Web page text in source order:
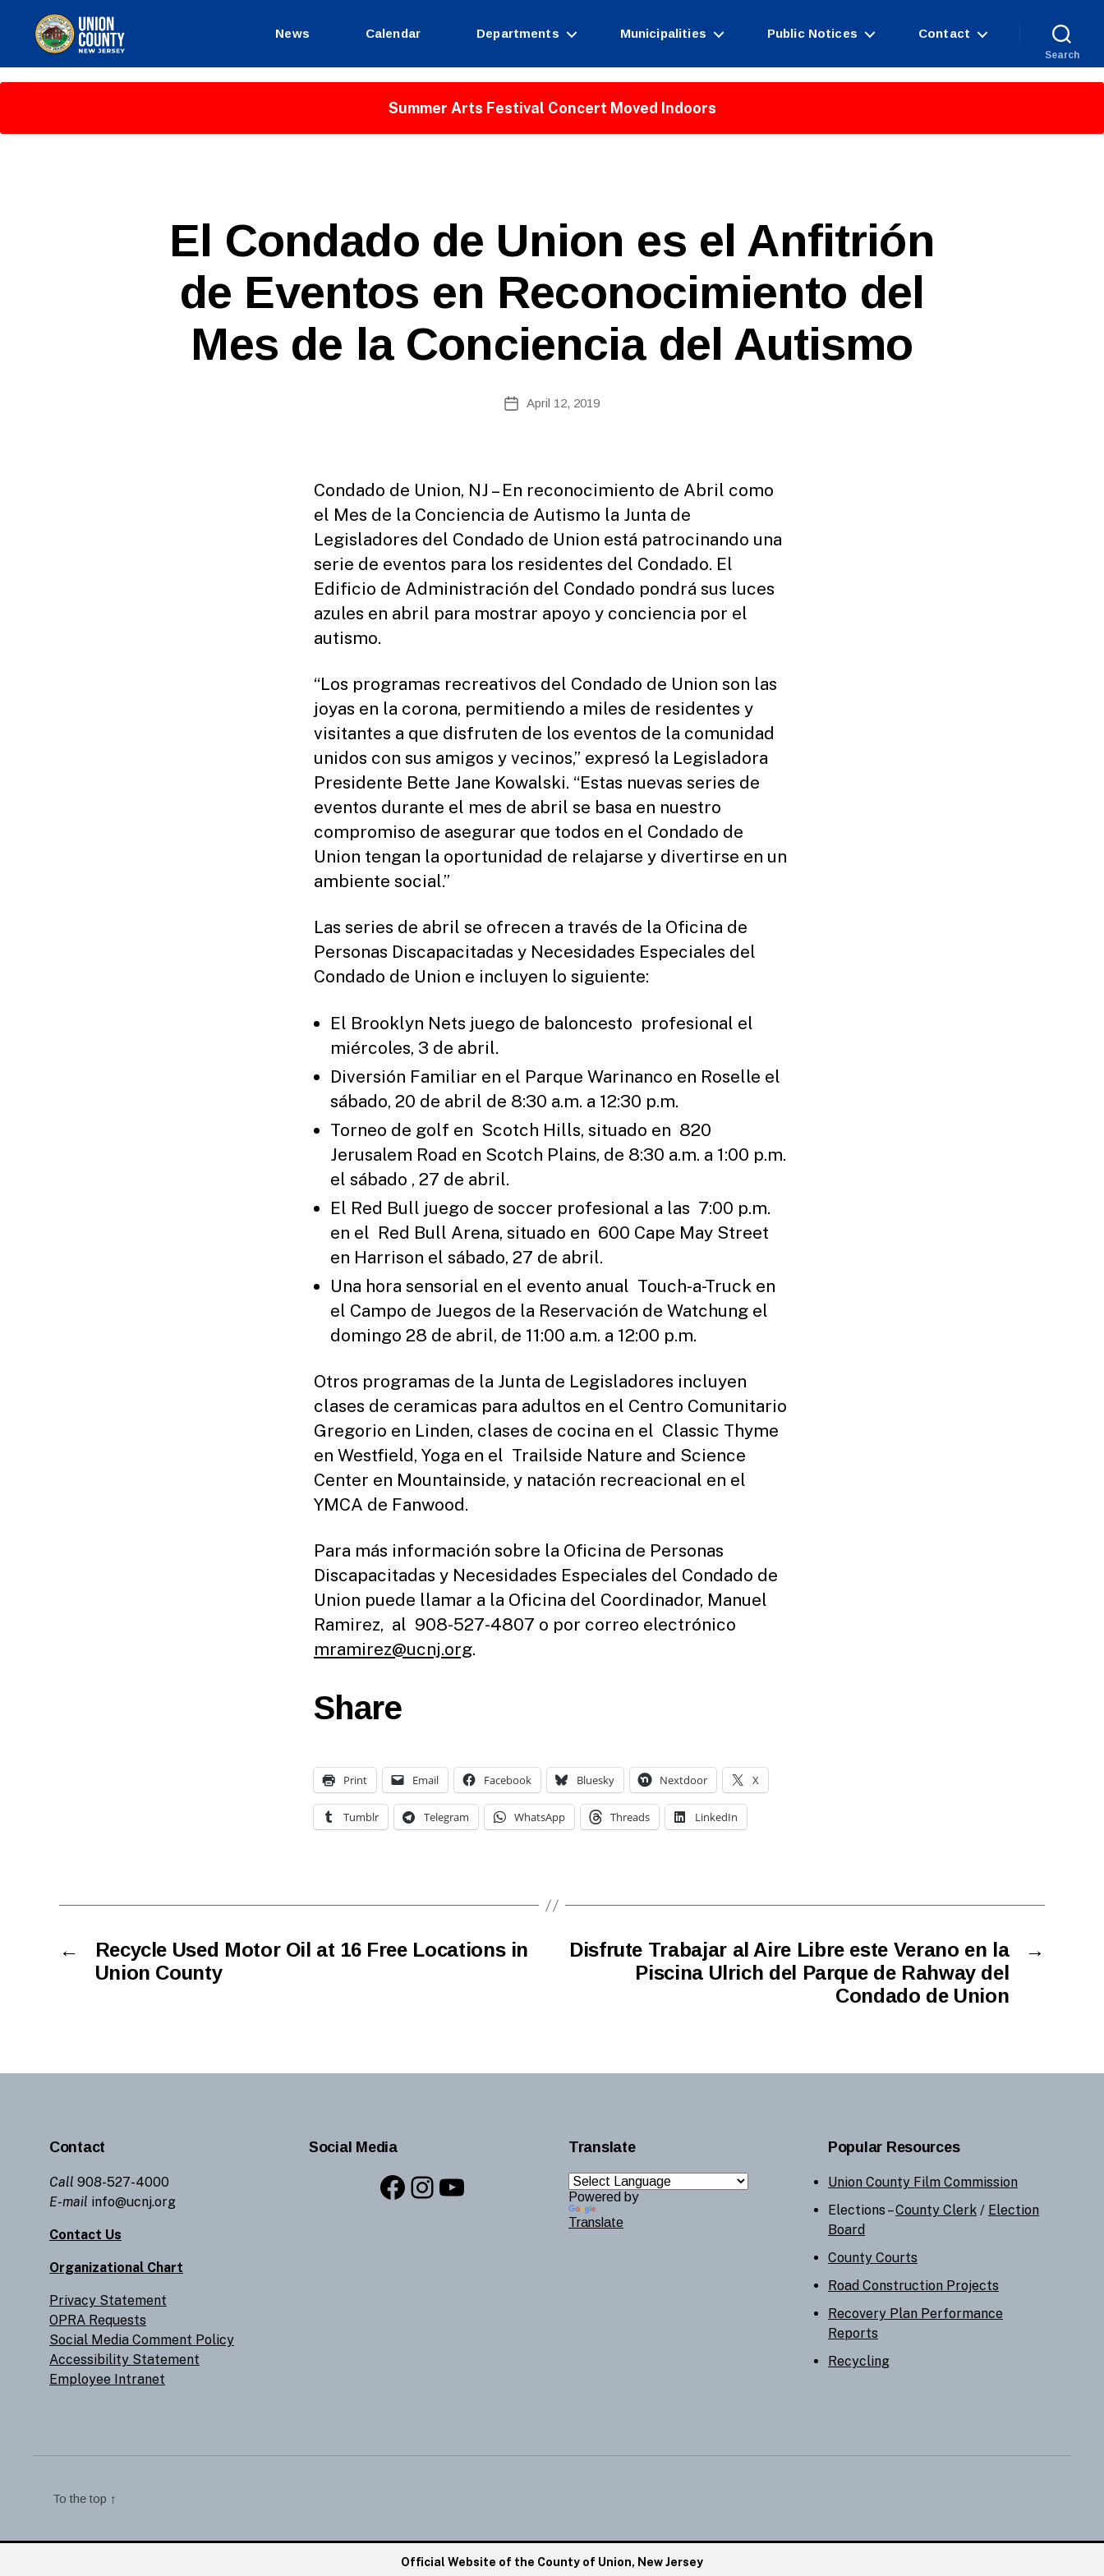
of
Jersey
News Calendar Departments Municipalities Public Notices Contact
Search
Summer Arts Festival Concert Moved Indoors
Categories
El Condado de Union es el Anfitrión
de Eventos en Reconocimiento del
Mes de la Conciencia del Autismo
y
W
b
Si
ra
r
PostApril 12, 2019
Condado de Union, NJ – En reconocimiento de Abril como
el Mes de la Conciencia de Autismo la Junta de
Legisladores del Condado de Union está patrocinando una
serie de eventos para los residentes del Condado. El
Edificio de Administración del Condado pondrá sus luces
azules en abril para mostrar apoyo y conciencia por el
autismo.
“Los programas recreativos del Condado de Union son las
joyas en la corona, permitiendo a miles de residentes y
visitantes a que disfruten de los eventos de la comunidad
unidos con sus amigos y vecinos,” expresó la Legisladora
Presidente Bette Jane Kowalski. “Estas nuevas series de
eventos durante el mes de abril se basa en nuestro
compromiso de asegurar que todos en el Condado de
Union tengan la oportunidad de relajarse y divertirse en un
ambiente social.”
Las series de abril se ofrecen a través de la Oficina de
Personas Discapacitadas y Necesidades Especiales del
Condado de Union e incluyen lo siguiente:
El Brooklyn Nets juego de baloncesto profesional el
miércoles, 3 de abril.
Diversión Familiar en el Parque Warinanco en Roselle el
sábado, 20 de abril de 8:30 a.m. a 12:30 p.m.
Torneo de golf en Scotch Hills, situado en 820
Jerusalem Road en Scotch Plains, de 8:30 a.m. a 1:00 p.m.
el sábado , 27 de abril.
El Red Bull juego de soccer profesional a las 7:00 p.m.
en el Red Bull Arena, situado en 600 Cape May Street
en Harrison el sábado, 27 de abril.
Una hora sensorial en el evento anual Touch-a-Truck en
el Campo de Juegos de la Reservación de Watchung el
domingo 28 de abril, de 11:00 a.m. a 12:00 p.m.
Otros programas de la Junta de Legisladores incluyen
clases de ceramicas para adultos en el Centro Comunitario
Gregorio en Linden, clases de cocina en el Classic Thyme
en Westfield, Yoga en el Trailside Nature and Science
Center en Mountainside, y natación recreacional en el
YMCA de Fanwood.
Para más información sobre la Oficina de Personas
Discapacitadas y Necesidades Especiales del Condado de
Union puede llamar a la Oficina del Coordinador, Manuel
Ramirez, al 908-527-4807 o por correo electrónico
mramirez@ucnj.org.
Share
Print Email Facebook Bluesky Nextdoor X
Tumblr Telegram WhatsApp Threads LinkedIn
←
Recycle Used Motor Oil at 16 Free Locations in
Union County
→
Disfrute Trabajar al Aire Libre este Verano en la
Piscina Ulrich del Parque de Rahway del
Condado de Union
Contact
Call 908-527-4000
E-mail info@ucnj.org
Contact Us
Organizational Chart
Privacy Statement
OPRA Requests
Social Media Comment Policy
Accessibility Statement
Employee Intranet
Social Media
Facebook
Instagram
YouTube
Translate
Powered by
Translate
Popular Resources
Union County Film Commission
Elections –County Clerk / Election
Board
County Courts
Road Construction Projects
Recovery Plan Performance
Reports
Recycling
To the top ↑
Official Website of the County of Union, New Jersey